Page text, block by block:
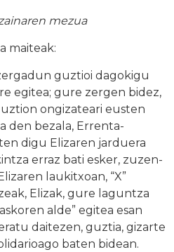
mezua
maiteak:
guztioi dagokigu
egitea; gure zergen bidez,
ongizateari eusten
den bezala, Errenta-
digu Elizaren jarduera
erraz bati esker, zuzen-
laukitxoan, “X”
Elizak, gure laguntza
alde” egitea esan
daitezen, guztia, gizarte
baten bidean.